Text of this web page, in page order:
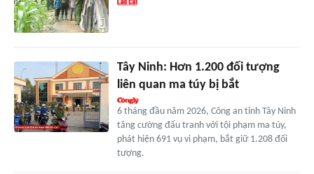
Tây Ninh: Hơn 1.200 đối tượng
liên quan ma túy bị bắt
6 tháng đầu năm 2026, Công an tỉnh Tây Ninh
tăng cường đấu tranh với tội phạm ma túy,
phát hiện 691 vụ vi phạm, bắt giữ 1.208 đối
tượng.